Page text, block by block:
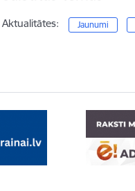
Aktualitātes: Jaunumi